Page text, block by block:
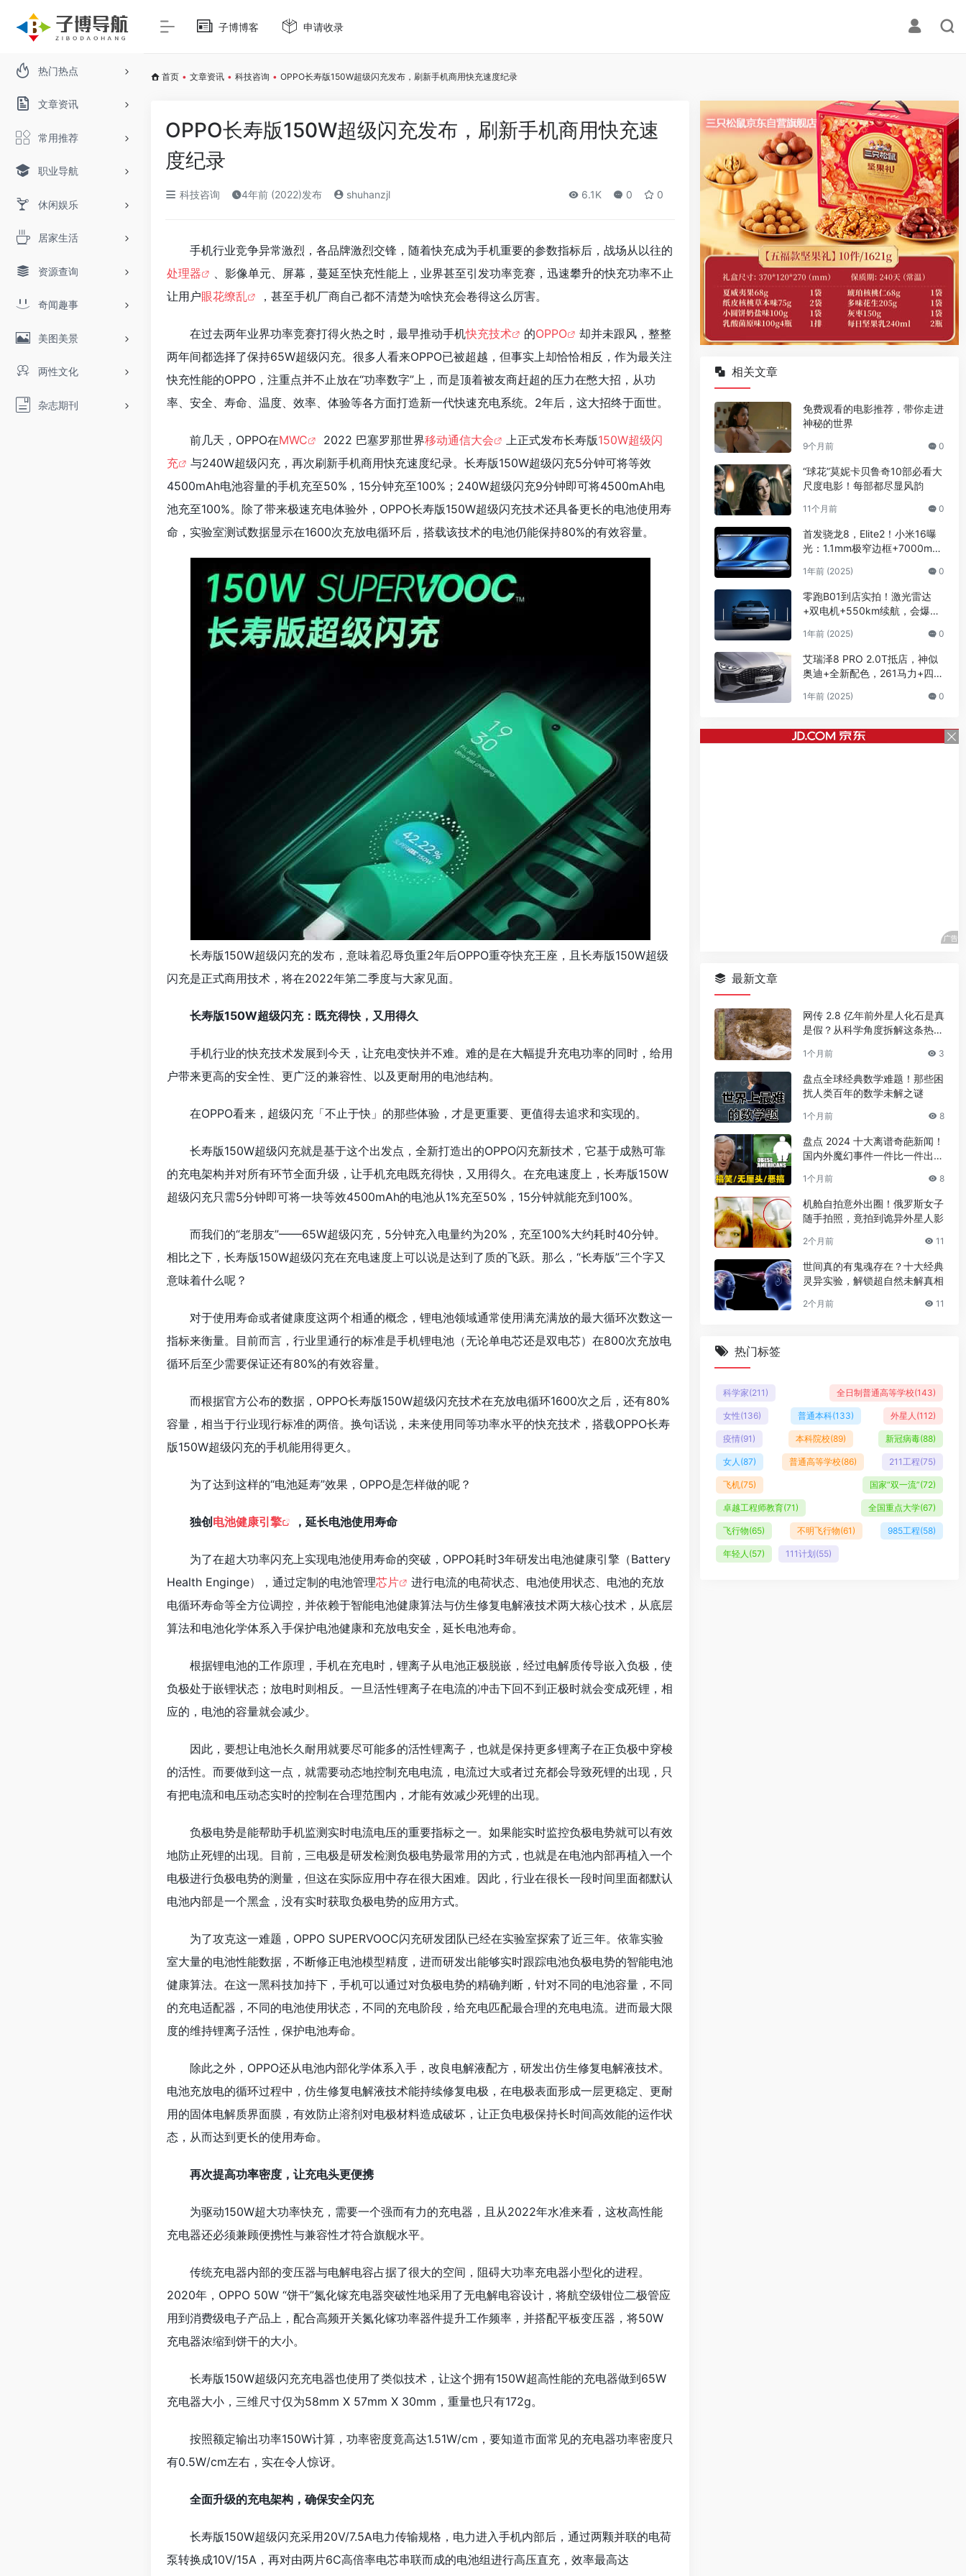
热门热点
文章资讯
常用推荐
职业导航
休闲娱乐
居家生活
资源查询
奇闻趣事
美图美景
两性文化
杂志期刊
子博博客 申请收录
首页 • 文章资讯 • 科技咨询 • OPPO长寿版150W超级闪充发布，刷新手机商用快充速度纪录
OPPO长寿版150W超级闪充发布，刷新手机商用快充速
度纪录
科技咨询 4年前 (2022)发布 shuhanzjl 6.1K 0 0
手机行业竞争异常激烈，各品牌激烈交锋，随着快充成为手机重要的参数指标后，战场从以往的
处理器
、影像单元、屏幕，蔓延至快充性能上，业界甚至引发功率竞赛，迅速攀升的快充功率不止
让用户眼花缭乱 ，甚至手机厂商自己都不清楚为啥快充会卷得这么厉害。
在过去两年业界功率竞赛打得火热之时，最早推动手机快充技术 的OPPO
却并未跟风，整整
两年间都选择了保持65W超级闪充。很多人看来OPPO已被超越，但事实上却恰恰相反，作为最关注
快充性能的OPPO，注重点并不止放在“功率数字”上，而是顶着被友商赶超的压力在憋大招，从功
率、安全、寿命、温度、效率、体验等各方面打造新一代快速充电系统。2年后，这大招终于面世。
前几天，OPPO在MWC 2022 巴塞罗那世界移动通信大会 上正式发布长寿版150W超级闪
充
与240W超级闪充，再次刷新手机商用快充速度纪录。长寿版150W超级闪充5分钟可将等效
4500mAh电池容量的手机充至50%，15分钟充至100%；240W超级闪充9分钟即可将4500mAh电
池充至100%。除了带来极速充电体验外，OPPO长寿版150W超级闪充技术还具备更长的电池使用寿
命，实验室测试数据显示在1600次充放电循环后，搭载该技术的电池仍能保持80%的有效容量。
长寿版150W超级闪充的发布，意味着忍辱负重2年后OPPO重夺快充王座，且长寿版150W超级
闪充是正式商用技术，将在2022年第二季度与大家见面。
长寿版150W超级闪充：既充得快，又用得久
手机行业的快充技术发展到今天，让充电变快并不难。难的是在大幅提升充电功率的同时，给用
户带来更高的安全性、更广泛的兼容性、以及更耐用的电池结构。
在OPPO看来，超级闪充「不止于快」的那些体验，才是更重要、更值得去追求和实现的。
长寿版150W超级闪充就是基于这个出发点，全新打造出的OPPO闪充新技术，它基于成熟可靠
的充电架构并对所有环节全面升级，让手机充电既充得快，又用得久。在充电速度上，长寿版150W
超级闪充只需5分钟即可将一块等效4500mAh的电池从1%充至50%，15分钟就能充到100%。
而我们的“老朋友”——65W超级闪充，5分钟充入电量约为20%，充至100%大约耗时40分钟。
相比之下，长寿版150W超级闪充在充电速度上可以说是达到了质的飞跃。那么，“长寿版”三个字又
意味着什么呢？
对于使用寿命或者健康度这两个相通的概念，锂电池领域通常使用满充满放的最大循环次数这一
指标来衡量。目前而言，行业里通行的标准是手机锂电池（无论单电芯还是双电芯）在800次充放电
循环后至少需要保证还有80%的有效容量。
而根据官方公布的数据，OPPO长寿版150W超级闪充技术在充放电循环1600次之后，还有80%
容量，相当于行业现行标准的两倍。换句话说，未来使用同等功率水平的快充技术，搭载OPPO长寿
版150W超级闪充的手机能用得更久。
为了达到这样的“电池延寿”效果，OPPO是怎样做的呢？
独创 电池健康引擎 ，延长电池使用寿命
为了在超大功率闪充上实现电池使用寿命的突破，OPPO耗时3年研发出电池健康引擎（Battery
Health Enginge），通过定制的电池管理芯片
进行电流的电荷状态、电池使用状态、电池的充放
电循环寿命等全方位调控，并依赖于智能电池健康算法与仿生修复电解液技术两大核心技术，从底层
算法和电池化学体系入手保护电池健康和充放电安全，延长电池寿命。
根据锂电池的工作原理，手机在充电时，锂离子从电池正极脱嵌，经过电解质传导嵌入负极，使
负极处于嵌锂状态；放电时则相反。一旦活性锂离子在电流的冲击下回不到正极时就会变成死锂，相
应的，电池的容量就会减少。
因此，要想让电池长久耐用就要尽可能多的活性锂离子，也就是保持更多锂离子在正负极中穿梭
的活性。而要做到这一点，就需要动态地控制充电电流，电流过大或者过充都会导致死锂的出现，只
有把电流和电压动态实时的控制在合理范围内，才能有效减少死锂的出现。
负极电势是能帮助手机监测实时电流电压的重要指标之一。如果能实时监控负极电势就可以有效
地防止死锂的出现。目前，三电极是研发检测负极电势最常用的方式，也就是在电池内部再植入一个
电极进行负极电势的测量，但这在实际应用中存在很大困难。因此，行业在很长一段时间里面都默认
电池内部是一个黑盒，没有实时获取负极电势的应用方式。
为了攻克这一难题，OPPO SUPERVOOC闪充研发团队已经在实验室探索了近三年。依靠实验
室大量的电池性能数据，不断修正电池模型精度，进而研发出能够实时跟踪电池负极电势的智能电池
健康算法。在这一黑科技加持下，手机可以通过对负极电势的精确判断，针对不同的电池容量，不同
的充电适配器，不同的电池使用状态，不同的充电阶段，给充电匹配最合理的充电电流。进而最大限
度的维持锂离子活性，保护电池寿命。
除此之外，OPPO还从电池内部化学体系入手，改良电解液配方，研发出仿生修复电解液技术。
电池充放电的循环过程中，仿生修复电解液技术能持续修复电极，在电极表面形成一层更稳定、更耐
用的固体电解质界面膜，有效防止溶剂对电极材料造成破坏，让正负电极保持长时间高效能的运作状
态，从而达到更长的使用寿命。
再次提高功率密度，让充电头更便携
为驱动150W超大功率快充，需要一个强而有力的充电器，且从2022年水准来看，这枚高性能
充电器还必须兼顾便携性与兼容性才符合旗舰水平。
传统充电器内部的变压器与电解电容占据了很大的空间，阻碍大功率充电器小型化的进程。
2020年，OPPO 50W “饼干”氮化镓充电器突破性地采用了无电解电容设计，将航空级钳位二极管应
用到消费级电子产品上，配合高频开关氮化镓功率器件提升工作频率，并搭配平板变压器，将50W
充电器浓缩到饼干的大小。
长寿版150W超级闪充充电器也使用了类似技术，让这个拥有150W超高性能的充电器做到65W
充电器大小，三维尺寸仅为58mm X 57mm X 30mm，重量也只有172g。
按照额定输出功率150W计算，功率密度竟高达1.51W/cm，要知道市面常见的充电器功率密度只
有0.5W/cm左右，实在令人惊讶。
全面升级的充电架构，确保安全闪充
长寿版150W超级闪充采用20V/7.5A电力传输规格，电力进入手机内部后，通过两颗并联的电荷
泵转换成10V/15A，再对由两片6C高倍率电芯串联而成的电池组进行高压直充，效率最高达
相关文章
免费观看的电影推荐，带你走进
神秘的世界
9个月前 0
“球花”莫妮卡贝鲁奇10部必看大
尺度电影！每部都尽显风韵
11个月前 0
首发骁龙8，Elite2！小米16曝
光：1.1mm极窄边框+7000mAh
1年前 (2025) 0
零跑B01到店实拍！激光雷达
+双电机+550km续航，会爆款
1年前 (2025) 0
艾瑞泽8 PRO 2.0T抵店，神似
奥迪+全新配色，261马力+四排
1年前 (2025) 0
最新文章
网传 2.8 亿年前外星人化石是真
是假？从科学角度拆解这条热门
1个月前 3
盘点全球经典数学难题！那些困
扰人类百年的数学未解之谜
1个月前 8
盘点 2024 十大离谱奇葩新闻！
国内外魔幻事件一件比一件出人
1个月前 8
机舱自拍意外出圈！俄罗斯女子
随手拍照，竟拍到诡异外星人影
2个月前 11
世间真的有鬼魂存在？十大经典
灵异实验，解锁超自然未解真相
2个月前 11
热门标签
科学家(211) 全日制普通高等学校(143)
女性(136) 普通本科(133) 外星人 (112)
疫情(91) 本科院校(89) 新冠病毒(88)
女人 (87) 普通高等学校(86) 211工程(75)
飞机(75) 国家“双一流”(72)
卓越工程师教育(71) 全国重点大学(67)
飞行物(65) 不明飞行物(61) 985工程(58)
年轻人 (57) 111计划(55)